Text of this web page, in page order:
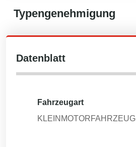
Typengenehmigung
Datenblatt
Fahrzeugart
KLEINMOTORFAHRZEUG